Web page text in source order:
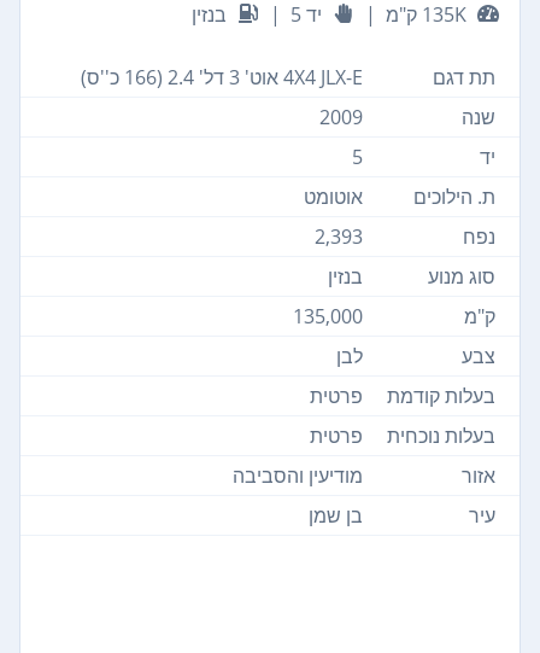
135K ק"מ
| יד 5 | בנזין
תת דגם
4X4 JLX-E אוט' 3 דל' 2.4 (166 כ''ס)
שנה
2009
יד
5
ת. הילוכים
אוטומט
נפח
2,393
סוג מנוע
בנזין
ק"מ
135,000
צבע
לבן
בעלות קודמת
פרטית
בעלות נוכחית
פרטית
אזור
מודיעין והסביבה
עיר
בן שמן